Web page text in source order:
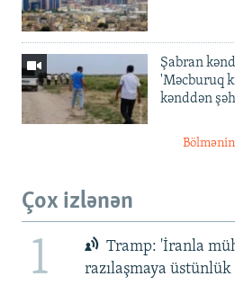
Şabran
'Məcburuq
kənddən
Çox izlənən
1
Tramp: 'İranla
razılaşmaya